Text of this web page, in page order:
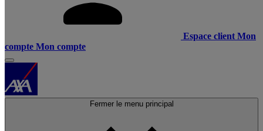
Espace client Mon
compte Mon compte
Fermer le menu principal